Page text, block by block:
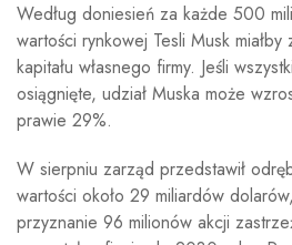
Według doniesień za każde 500
wartości rynkowej Tesli Musk
kapitału własnego firmy. Jeśli
osiągnięte, udział Muska może
prawie 29%.
W sierpniu zarząd przedstawił
wartości około 29 miliardów
przyznanie 96 milionów akcji